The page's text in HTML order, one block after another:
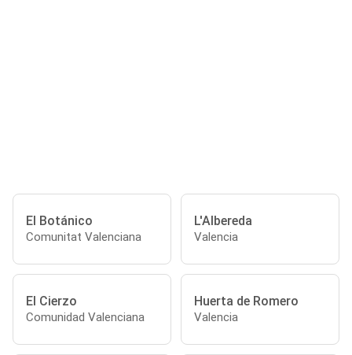
El Botánico
Comunitat Valenciana
L'Albereda
Valencia
El Cierzo
Comunidad Valenciana
Huerta de Romero
Valencia